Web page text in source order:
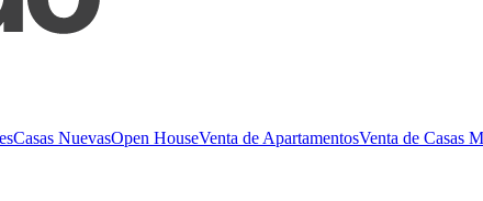
Casas NuevasOpen HouseVenta de ApartamentosVenta de Casas